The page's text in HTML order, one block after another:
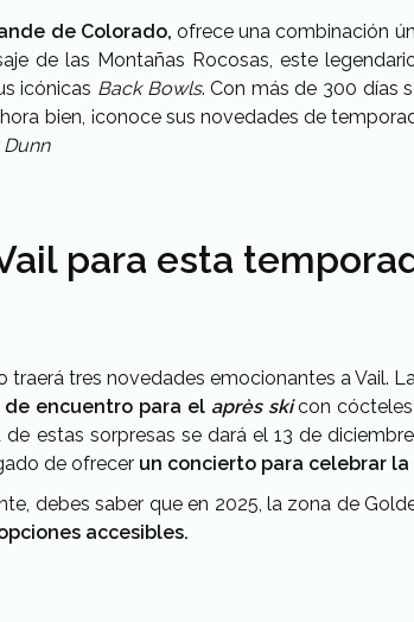
de Colorado, ofrece una combinación
de las Montañas Rocosas, este
icónicas Back Bowls. Con más de 300 días
bien, ¡conoce sus novedades de
para esta
traerá tres novedades emocionantes a Vail.
de encuentro para el après ski con
de estas sorpresas se dará el 13 de
de ofrecer un concierto para celebrar
debes saber que en 2025, la zona de
accesibles.